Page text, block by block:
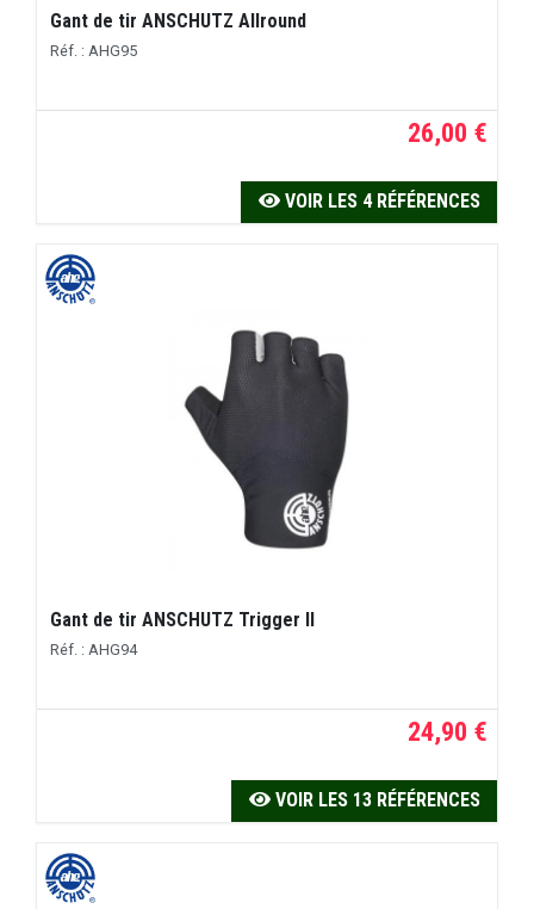
Gant de tir ANSCHUTZ Allround
Réf. : AHG95
26,00 €
VOIR LES 4 RÉFÉRENCES
Gant de tir ANSCHUTZ Trigger II
Réf. : AHG94
24,90 €
VOIR LES 13 RÉFÉRENCES